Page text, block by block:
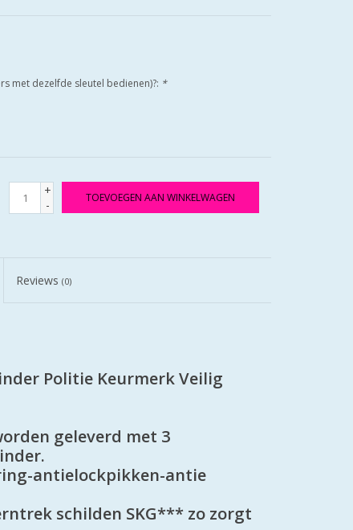
met dezelfde sleutel bedienen)?: *
+
-
TOEVOEGEN AAN WINKELWAGEN
Reviews(0)
Politie Keurmerk Veilig
geleverd met 3
antielockpikken-antie
schilden SKG*** zo zorgt